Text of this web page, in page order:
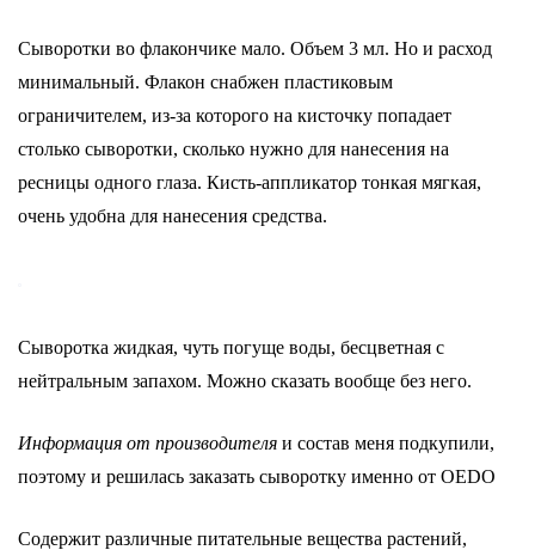
Сыворотки во флакончике мало. Объем 3 мл. Но и расход
минимальный. Флакон снабжен пластиковым
ограничителем, из-за которого на кисточку попадает
столько сыворотки, сколько нужно для нанесения на
ресницы одного глаза. Кисть-аппликатор тонкая мягкая,
очень удобна для нанесения средства.
Сыворотка жидкая, чуть погуще воды, бесцветная с
нейтральным запахом. Можно сказать вообще без него.
Информация от производителя и состав меня подкупили,
поэтому и решилась заказать сыворотку именно от OEDO
Содержит различные питательные вещества растений,